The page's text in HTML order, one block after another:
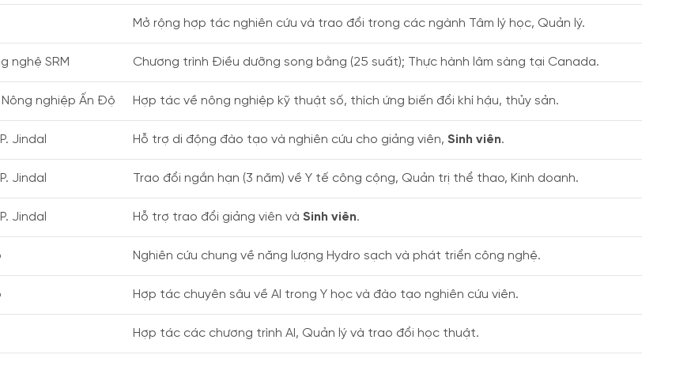
Mở rộng hợp tác nghiên cứu và trao đổi trong các ngành Tâm lý học, Quản lý.
nghệ SRM Chương trình Điều dưỡng song bằng (25 suất); Thực hành lâm sàng tại Canada.
nghiệp Ấn Độ Hợp tác về nông nghiệp kỹ thuật số, thích ứng biến đổi khí hậu, thủy sản.
Jindal Hỗ trợ di động đào tạo và nghiên cứu cho giảng viên, Sinh viên.
Jindal Trao đổi ngắn hạn (3 năm) về Y tế công cộng, Quản trị thể thao, Kinh doanh.
Jindal Hỗ trợ trao đổi giảng viên và Sinh viên.
Nghiên cứu chung về năng lượng Hydro sạch và phát triển công nghệ.
Hợp tác chuyên sâu về AI trong Y học và đào tạo nghiên cứu viên.
Hợp tác các chương trình AI, Quản lý và trao đổi học thuật.